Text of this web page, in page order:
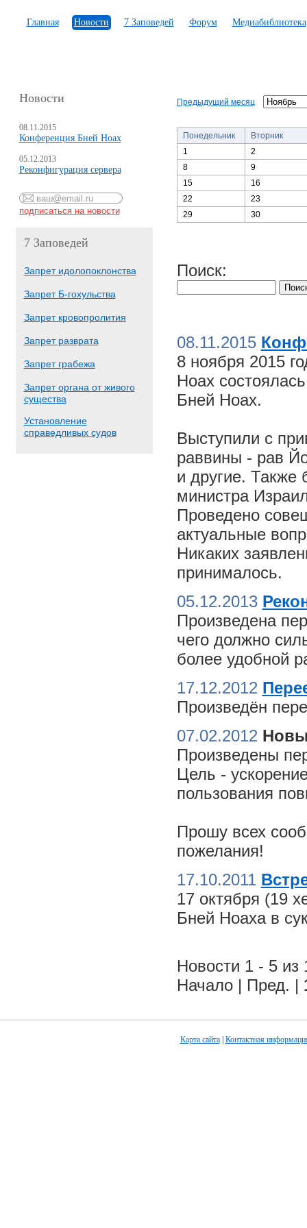
Главная Новости 7 Заповедей Форум Медиабиблиотека
Новости
08.11.2015
Конференция Бней Ноах
05.12.2013
Реконфигурация сервера
7 Заповедей
Запрет идолопоклонства
Запрет Б-гохульства
Запрет кровопролития
Запрет разврата
Запрет грабежа
Запрет органа от живого
существа
Установление
справедливых судов
Предыдущий месяц
Понедельник
Вторник
1
2
8
9
15
16
22
23
29
30
Поиск:
08.11.2015
8 ноября 2015
Ноах
Бней Ноах.
Выступили с
раввины - рав
и другие. Также
министра
Проведено
актуальные
Никаких
принималось.
05.12.2013
Произведена
чего должно
более удобной
17.12.2012
Произведён
07.02.2012
Произведены
Цель -
пользования
Прошу всех
пожелания!
17.10.2011
17 октября (19
Бней Ноаха в
Новости 1 - 5 из
Начало | Пред. |
Карта сайта| Контактная